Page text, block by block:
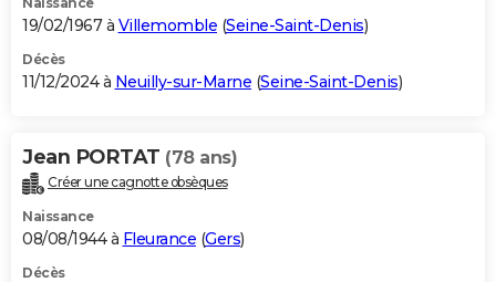
S'inscrire
Se connecter
Lycées
Collèges
Primaires
Universités
Entreprises
Service militaire
Avis de recherche
AVIS DE DÉCÈS
Bricolage
Lifestyle
Culture
Sport
Auto
Television
Voyage
Cinema
19/02/1967 à Villemomble (Seine-Saint-Denis)
Décès
11/12/2024 à Neuilly-sur-Marne (Seine-Saint-Denis)
Jean PORTAT (78 ans)
Créer une cagnotte obsèques
Naissance
08/08/1944 à Fleurance (Gers)
Décès